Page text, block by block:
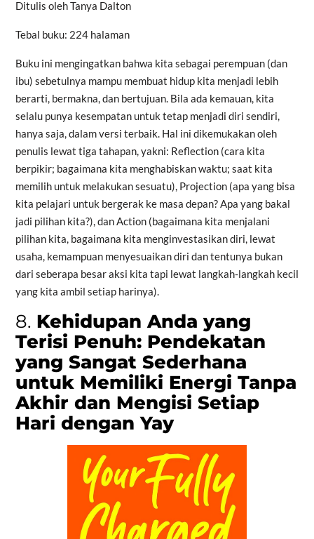
Ditulis oleh Tanya Dalton
Tebal buku: 224 halaman
Buku ini mengingatkan bahwa kita sebagai perempuan (dan
ibu) sebetulnya mampu membuat hidup kita menjadi lebih
berarti, bermakna, dan bertujuan. Bila ada kemauan, kita
selalu punya kesempatan untuk tetap menjadi diri sendiri,
hanya saja, dalam versi terbaik. Hal ini dikemukakan oleh
penulis lewat tiga tahapan, yakni: Reflection (cara kita
berpikir; bagaimana kita menghabiskan waktu; saat kita
memilih untuk melakukan sesuatu), Projection (apa yang bisa
kita pelajari untuk bergerak ke masa depan? Apa yang bakal
jadi pilihan kita?), dan Action (bagaimana kita menjalani
pilihan kita, bagaimana kita menginvestasikan diri, lewat
usaha, kemampuan menyesuaikan diri dan tentunya bukan
dari seberapa besar aksi kita tapi lewat langkah-langkah kecil
yang kita ambil setiap harinya).
8. Kehidupan Anda yang
Terisi Penuh: Pendekatan
yang Sangat Sederhana
untuk Memiliki Energi Tanpa
Akhir dan Mengisi Setiap
Hari dengan Yay